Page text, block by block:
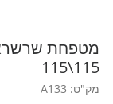
מטפחת
115\115
מק"ט: A133